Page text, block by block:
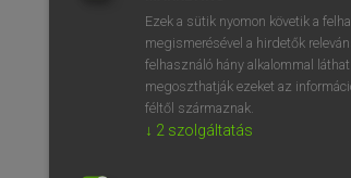
BELÉPÉS
Ezek a sütik nyomon követik a
megismerésével a hirdetők
felhasználó hány alkalommal
megoszthatják ezeket az
féltől származnak.
↓ 2 szolgáltatás